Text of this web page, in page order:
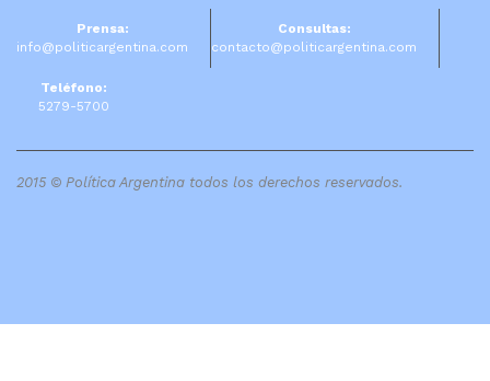
Prensa:
info@politicargentina.com
Consultas:
contacto@politicargentina.com
Teléfono:
5279-5700
2015 © Política Argentina todos los derechos reservados.